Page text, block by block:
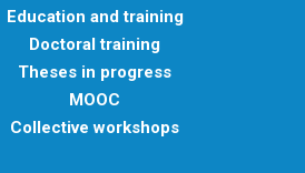
Education and training
Doctoral training
Theses in progress
MOOC
Collective workshops